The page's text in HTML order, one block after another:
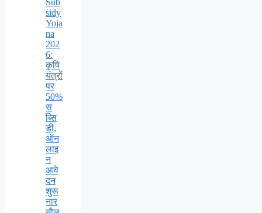
Sub
sidy
Yoja
na
202
6:
कृषि
यंत्रों
पर
50%
स
ब्सि
डी,
ऑन
लाइ
न
आवे
दन
शुरू
नार